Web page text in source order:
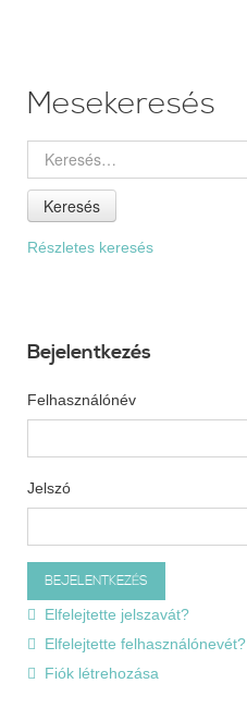
Mesekeresés
Keresés
Részletes keresés
Bejelentkezés
Felhasználónév
Jelszó
Elfelejtette jelszavát?
Elfelejtette felhasználónevét?
Fiók létrehozása